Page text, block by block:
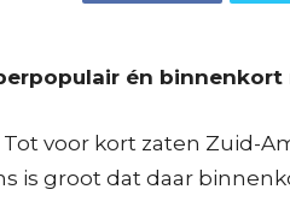
én
Tot voor kort zaten
is groot dat daar